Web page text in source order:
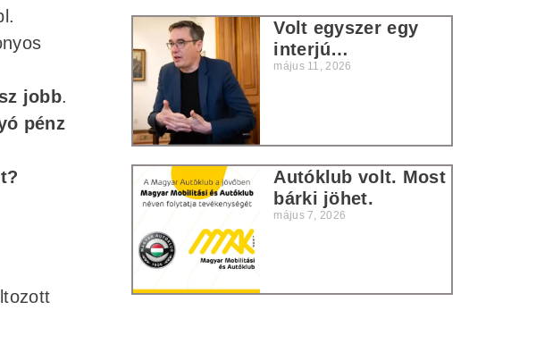
jobb.
pénz
Volt egyszer egy
interjú…
május 11, 2026
Autóklub volt. Most
bárki jöhet.
május 7, 2026